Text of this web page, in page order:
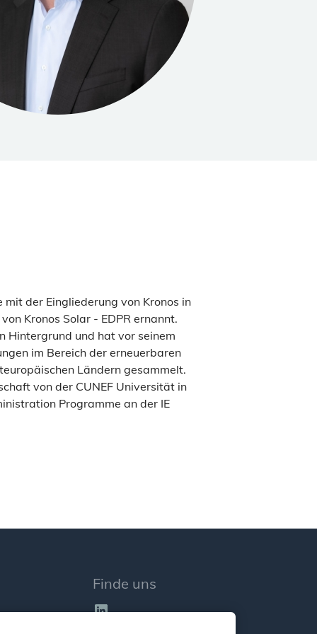
der Eingliederung von Kronos in
Kronos Solar - EDPR ernannt.
Hintergrund und hat vor seinem
im Bereich der erneuerbaren
Ländern gesammelt.
von der CUNEF Universität in
Programme an der IE
Finde uns